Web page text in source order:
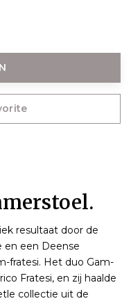
resultaat door de
en een Deense
fratesi. Het duo Gam-
Fratesi, en zij haalde
collectie uit de